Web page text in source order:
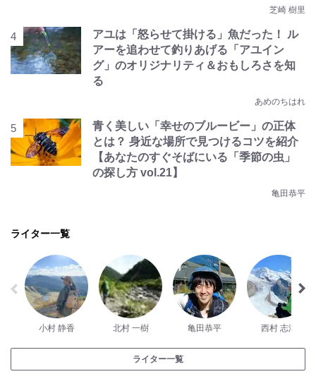
芝崎 樹里
アユは「怒らせて掛ける」魚だった！ ル
アーを追わせて釣りあげる「アユイン
グ」のオリジナリティ＆おもしろさを知
る
あめのちはれ
青く美しい「幸せのブルービー」の正体
とは？ 身近な場所で見つけるコツを紹介
【あなたのすぐそばにいる「季節の虫」
の探し方 vol.21】
亀田恭平
ライター一覧
小村 静香 北村 一樹 亀田恭平 西村 志津
ライター一覧